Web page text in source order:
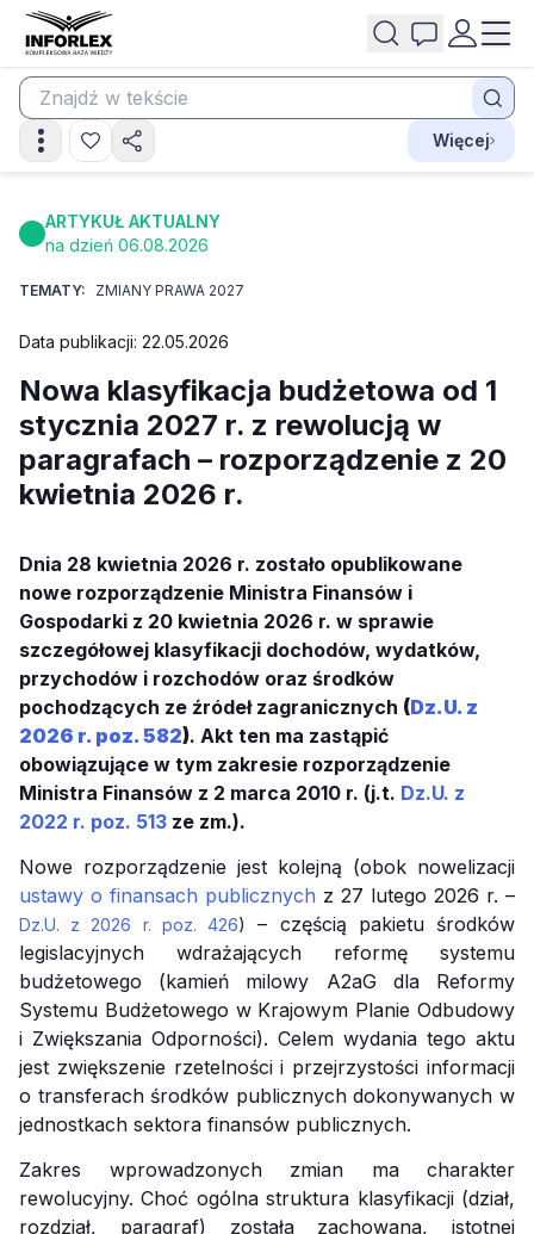
Więcej
ARTYKUŁ AKTUALNY
na dzień 06.08.2026
TEMATY: ZMIANY PRAWA 2027
Data publikacji: 22.05.2026
Nowa klasyfikacja budżetowa od 1
stycznia 2027 r. z rewolucją w
paragrafach – rozporządzenie z 20
kwietnia 2026 r.
Dnia 28 kwietnia 2026 r. zostało opublikowane
nowe rozporządzenie Ministra Finansów i
Gospodarki z 20 kwietnia 2026 r. w sprawie
szczegółowej klasyfikacji dochodów, wydatków,
przychodów i rozchodów oraz środków
pochodzących ze źródeł zagranicznych (Dz.U. z
2026 r. poz. 582). Akt ten ma zastąpić
obowiązujące w tym zakresie rozporządzenie
Ministra Finansów z 2 marca 2010 r. (j.t. Dz.U. z
2022 r. poz. 513 ze zm.).
Nowe rozporządzenie jest kolejną (obok nowelizacji
ustawy o finansach publicznych z 27 lutego 2026 r. –
Dz.U. z 2026 r. poz. 426)
– częścią pakietu środków
legislacyjnych wdrażających reformę systemu
budżetowego (kamień milowy A2aG dla Reformy
Systemu Budżetowego w Krajowym Planie Odbudowy
i Zwiększania Odporności). Celem wydania tego aktu
jest zwiększenie rzetelności i przejrzystości informacji
o transferach środków publicznych dokonywanych w
jednostkach sektora finansów publicznych.
Zakres wprowadzonych zmian ma charakter
rewolucyjny. Choć ogólna struktura klasyfikacji (dział,
rozdział, paragraf) została zachowana, istotnej